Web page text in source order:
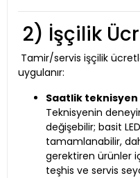
2) İşçilik
Tamir/servis işçilik
uygulanır:
Saatlik
Teknisyenin
değişebilir; basit
tamamlanabilir,
gerektiren ürünler
teşhis ve servis